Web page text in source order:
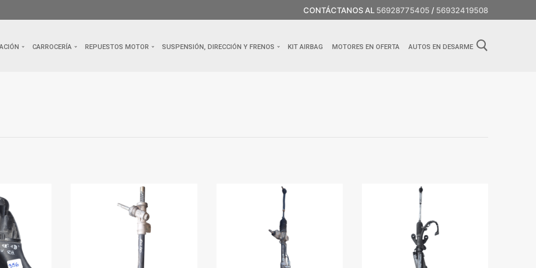
CONTÁCTANOS AL 56928775405 / 56932419508
CARROCERÍA REPUESTOS MOTOR SUSPENSIÓN, DIRECCIÓN Y FRENOS KIT AIRBAG MOTORES EN OFERTA AUTOS EN DESARME